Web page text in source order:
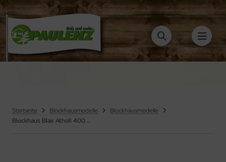
Startseite Blockhausmodelle
Blockhausmodelle
Blockhaus Blair Atholl 400 x 400 + VT
ALLES ANZEIGEN AUS BERTSCH
ALLES ANZEIGEN AUS WEITERE
/ Pavillon
ALLES ANZEIGEN AUS ZULUNA